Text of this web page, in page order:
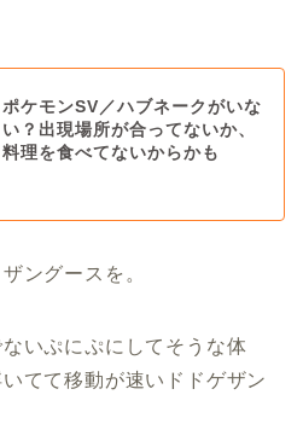
ポケモンSV／ハブネークがいな
い？出現場所が合ってないか、
料理を食べてないからかも
ングースを。
いぷにぷにしてそうな体
てて移動が速いドドゲザン